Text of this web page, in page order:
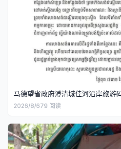
马德望省政府澄清城佳河沿岸旅游
2026/8/679 阅读